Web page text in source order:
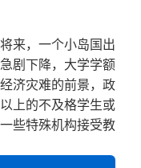
来，一个小岛国出
剧下降，大学学额
济灾难的前景，政
上的不及格学生或
些特殊机构接受教